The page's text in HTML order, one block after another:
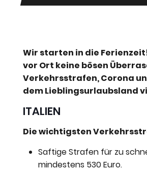
Wir starten in die
vor Ort keine bösen
Verkehrsstrafen, Corona
dem Lieblingsurlaubsland
ITALIEN
Die wichtigsten
Saftige Strafen für zu
mindestens 530 Euro.